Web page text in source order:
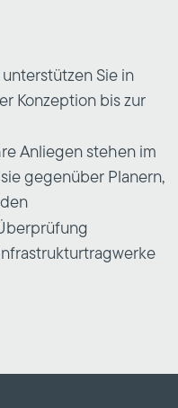
Sie in
Konzeption bis zur
Anliegen stehen im
gegenüber Planern,